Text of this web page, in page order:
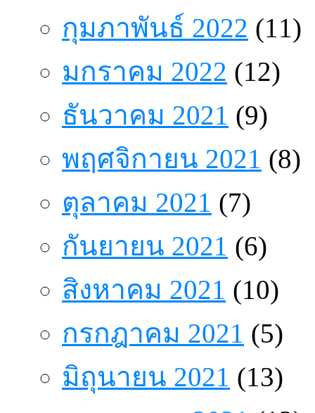
กุมภาพันธ์ 2022 (11)
มกราคม 2022 (12)
ธันวาคม 2021 (9)
พฤศจิกายน 2021 (8)
ตุลาคม 2021 (7)
กันยายน 2021 (6)
สิงหาคม 2021 (10)
กรกฎาคม 2021 (5)
มิถุนายน 2021 (13)